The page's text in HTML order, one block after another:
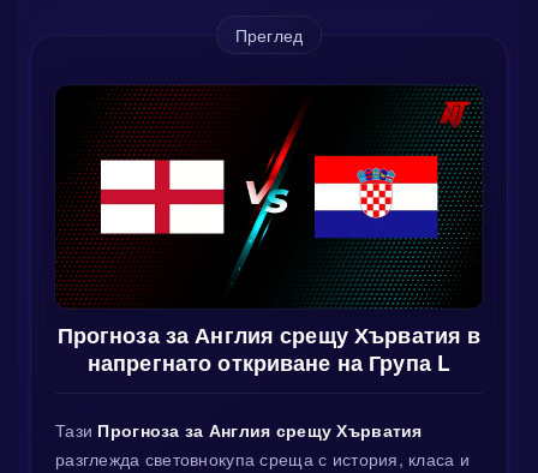
Преглед
Прогноза за Англия срещу Хърватия в
напрегнато откриване на Група L
Тази Прогноза за Англия срещу Хърватия
разглежда световнокупа среща с история, класа и